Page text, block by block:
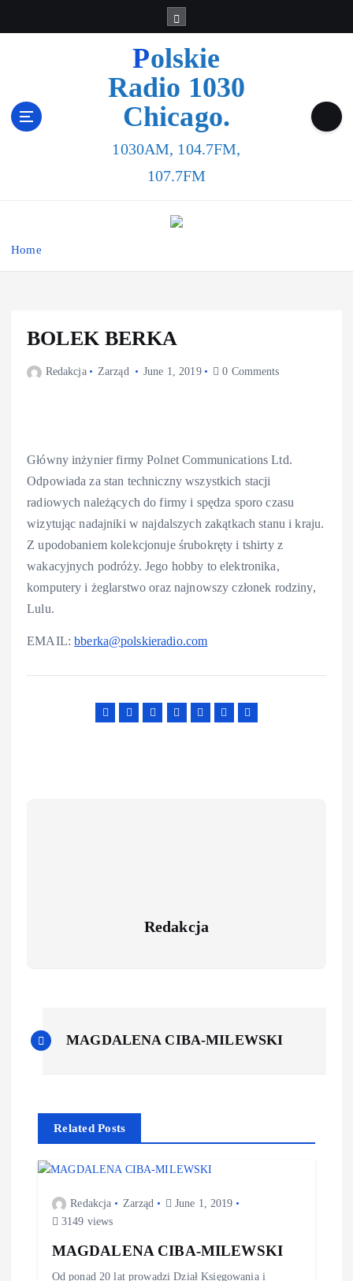
Polskie
Radio 1030
Chicago.
1030AM, 104.7FM,
107.7FM
Home
BOLEK BERKA
Redakcja Zarząd June 1, 2019 0 Comments
Główny inżynier firmy Polnet Communications Ltd.
Odpowiada za stan techniczny wszystkich stacji
radiowych należących do firmy i spędza sporo czasu
wizytując nadajniki w najdalszych zakątkach stanu i kraju.
Z upodobaniem kolekcjonuje śrubokręty i tshirty z
wakacyjnych podróży. Jego hobby to elektronika,
komputery i żeglarstwo oraz najnowszy członek rodziny,
Lulu.
EMAIL:bberka@polskieradio.com
Redakcja
MAGDALENA CIBA-MILEWSKI
Related Posts
Redakcja Zarząd
June 1, 2019
3149 views
MAGDALENA CIBA-MILEWSKI
Od ponad 20 lat prowadzi Dział Księgowania i